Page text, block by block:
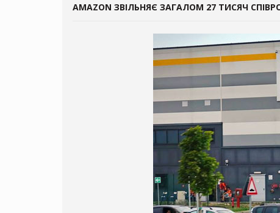
AMAZON ЗВІЛЬНЯЄ ЗАГАЛОМ 27 ТИСЯЧ